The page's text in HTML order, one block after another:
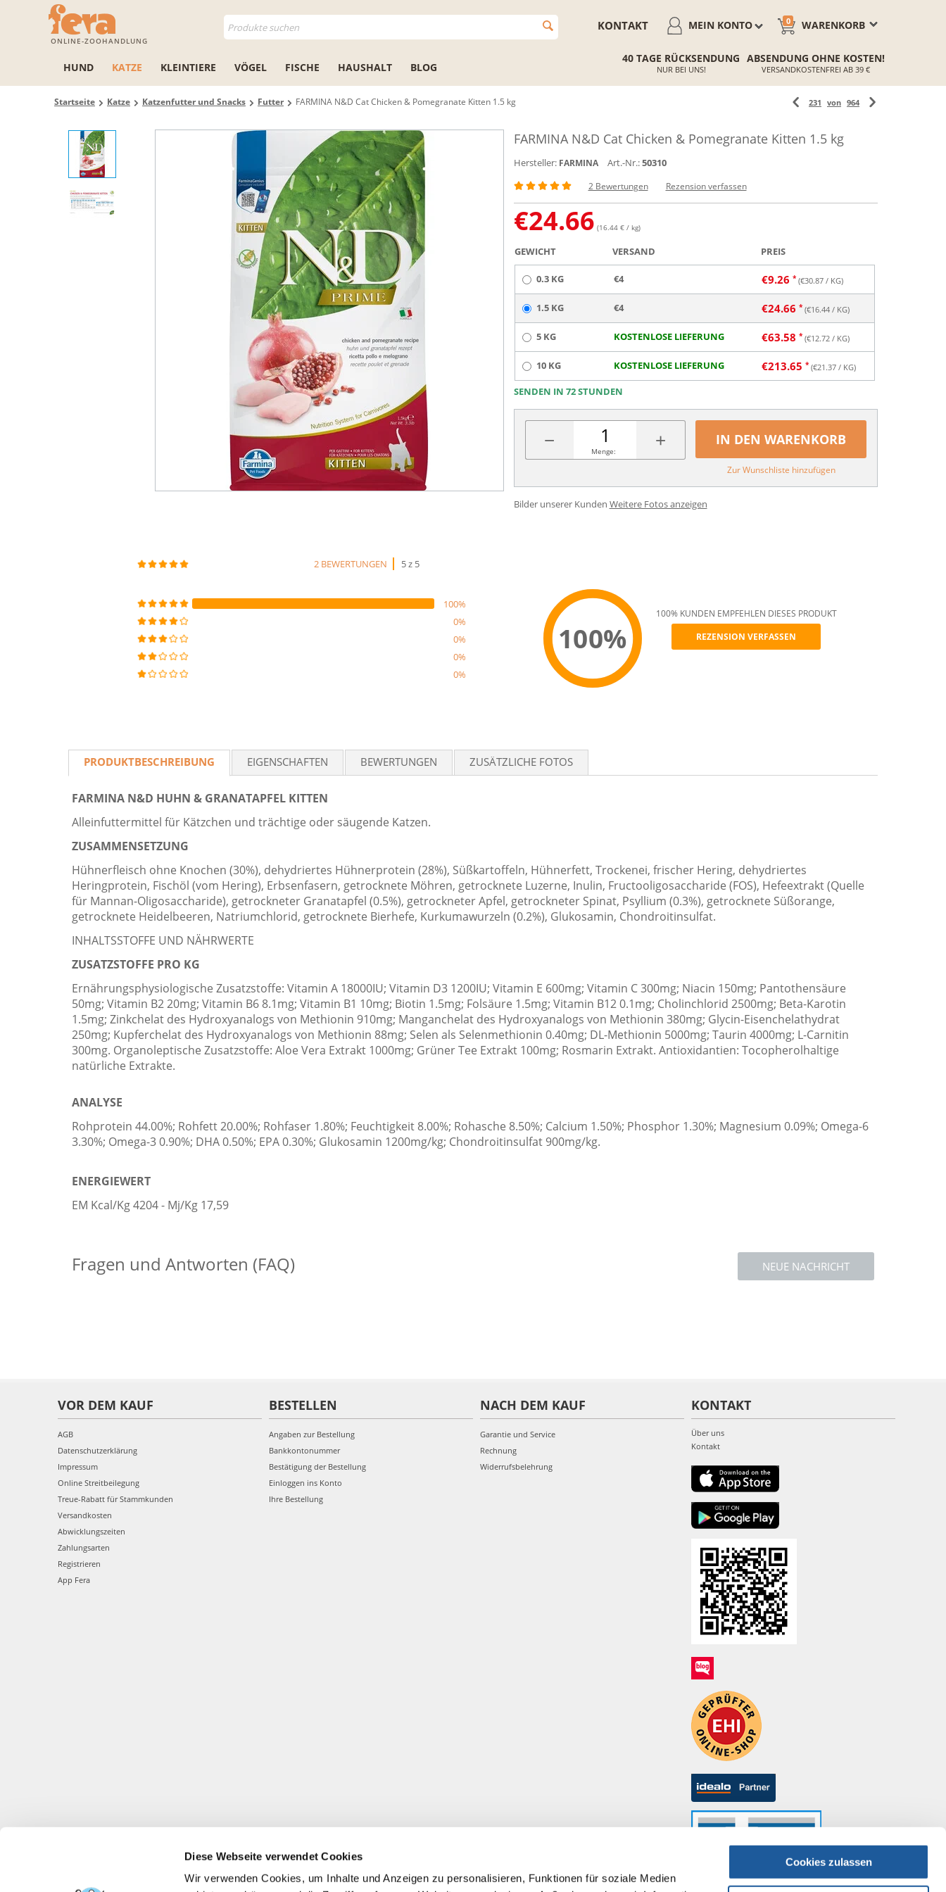
Diese Webseite verwendet Cookies
Wir verwenden Cookies, um Inhalte und Anzeigen zu personalisieren, Funktionen für soziale Medien
Cookies zulassen
ONLINE-ZOOHANDLUNG
WARENKORB
0
MEIN KONTO
KONTAKT
HUND KATZE KLEINTIERE VÖGEL FISCHE HAUSHALT BLOG
40 TAGE RÜCKSENDUNG
NUR BEI UNS!
ABSENDUNG OHNE KOSTEN!
VERSANDKOSTENFREI AB 39 €
Startseite Katze Katzenfutter und Snacks Futter FARMINA N&D Cat Chicken & Pomegranate Kitten 1.5 kg 231 von 964
FARMINA N&D Cat Chicken & Pomegranate Kitten 1.5 kg
Hersteller: FARMINA Art.-Nr.:50310
2 Bewertungen Rezension verfassen
€24.66 (16.44 € / kg)
GEWICHT VERSAND PREIS
0.3 KG €4 €9.26 (€30.87/ KG)
1.5 KG €4 €24.66 (€16.44/ KG)
5 KG KOSTENLOSE LIEFERUNG €63.58 (€12.72/ KG)
10 KG KOSTENLOSE LIEFERUNG €213.65 (€21.37/ KG)
SENDEN IN 72 STUNDEN
− +
Menge:
IN DEN WARENKORB
Zur Wunschliste hinzufügen
Bilder unserer Kunden Weitere Fotos anzeigen
2 BEWERTUNGEN 5 z 5
100%
0%
0%
0%
0%
100%
Recommend
100% KUNDEN EMPFEHLEN DIESES PRODUKT
REZENSION VERFASSEN
PRODUKTBESCHREIBUNG EIGENSCHAFTEN BEWERTUNGEN ZUSÄTZLICHE FOTOS
FARMINA N&D HUHN & GRANATAPFEL KITTEN
Alleinfuttermittel für Kätzchen und trächtige oder säugende Katzen.
ZUSAMMENSETZUNG
Hühnerfleisch ohne Knochen (30%), dehydriertes Hühnerprotein (28%), Süßkartoffeln, Hühnerfett, Trockenei, frischer Hering, dehydriertes
Heringprotein, Fischöl (vom Hering), Erbsenfasern, getrocknete Möhren, getrocknete Luzerne, Inulin, Fructooligosaccharide (FOS), Hefeextrakt (Quelle
für Mannan-Oligosaccharide), getrockneter Granatapfel (0.5%), getrockneter Apfel, getrockneter Spinat, Psyllium (0.3%), getrocknete Süßorange,
getrocknete Heidelbeeren, Natriumchlorid, getrocknete Bierhefe, Kurkumawurzeln (0.2%), Glukosamin, Chondroitinsulfat.
INHALTSSTOFFE UND NÄHRWERTE
ZUSATZSTOFFE PRO KG
Ernährungsphysiologische Zusatzstoffe: Vitamin A 18000IU; Vitamin D3 1200IU; Vitamin E 600mg; Vitamin C 300mg; Niacin 150mg; Pantothensäure
50mg; Vitamin B2 20mg; Vitamin B6 8.1mg; Vitamin B1 10mg; Biotin 1.5mg; Folsäure 1.5mg; Vitamin B12 0.1mg; Cholinchlorid 2500mg; Beta-Karotin
1.5mg; Zinkchelat des Hydroxyanalogs von Methionin 910mg; Manganchelat des Hydroxyanalogs von Methionin 380mg; Glycin-Eisenchelathydrat
250mg; Kupferchelat des Hydroxyanalogs von Methionin 88mg; Selen als Selenmethionin 0.40mg; DL-Methionin 5000mg; Taurin 4000mg; L-Carnitin
300mg. Organoleptische Zusatzstoffe: Aloe Vera Extrakt 1000mg; Grüner Tee Extrakt 100mg; Rosmarin Extrakt. Antioxidantien: Tocopherolhaltige
natürliche Extrakte.
ANALYSE
Rohprotein 44.00%; Rohfett 20.00%; Rohfaser 1.80%; Feuchtigkeit 8.00%; Rohasche 8.50%; Calcium 1.50%; Phosphor 1.30%; Magnesium 0.09%; Omega-6
3.30%; Omega-3 0.90%; DHA 0.50%; EPA 0.30%; Glukosamin 1200mg/kg; Chondroitinsulfat 900mg/kg.
ENERGIEWERT
EM Kcal/Kg 4204 - Mj/Kg 17,59
NEUE NACHRICHT
Fragen und Antworten (FAQ)
VOR DEM KAUF
AGB
Datenschutzerklärung
Impressum
Online Streitbeilegung
Treue-Rabatt für Stammkunden
Versandkosten
Abwicklungszeiten
Zahlungsarten
Registrieren
App Fera
BESTELLEN
Angaben zur Bestellung
Bankkontonummer
Bestätigung der Bestellung
Einloggen ins Konto
Ihre Bestellung
NACH DEM KAUF
Garantie und Service
Rechnung
Widerrufsbelehrung
KONTAKT
Über uns
Kontakt